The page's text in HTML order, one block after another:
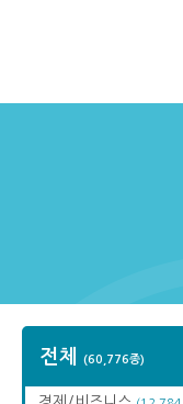
전체 (60,776종)